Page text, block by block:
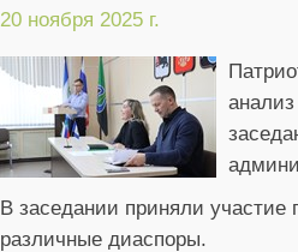
20 ноября 2025 г.
В заседании приняли
различные диаспоры.